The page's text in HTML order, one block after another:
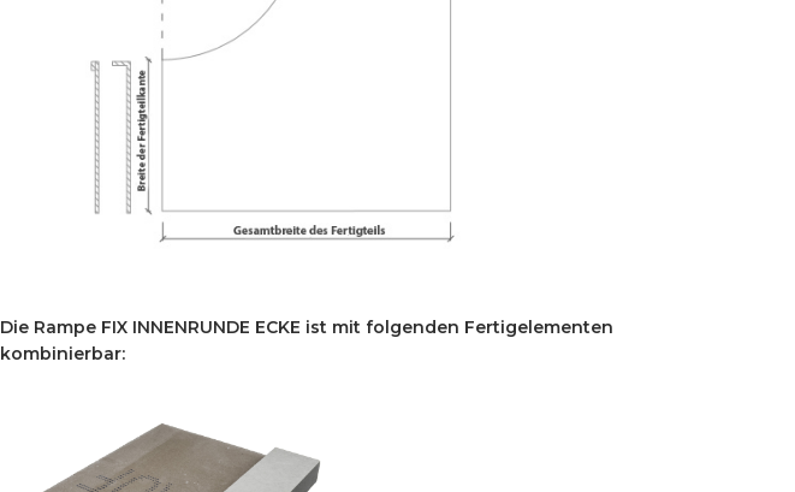
Die Rampe FIX INNENRUNDE ECKE ist mit folgenden Fertigelementen
kombinierbar: